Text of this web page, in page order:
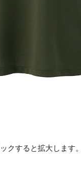
クすると拡大します